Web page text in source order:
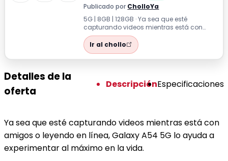
Publicado por CholloYa
5G | 8GB | 128GB · Ya sea que esté
capturando videos mientras está con
amigos o leyendo en línea, Galaxy A54 5G
lo ay...
Ir al chollo
Detalles de la
oferta
DescripciónEspecificaciones
Ya sea que esté capturando videos mientras está con
amigos o leyendo en línea, Galaxy A54 5G lo ayuda a
experimentar al máximo en la vida.